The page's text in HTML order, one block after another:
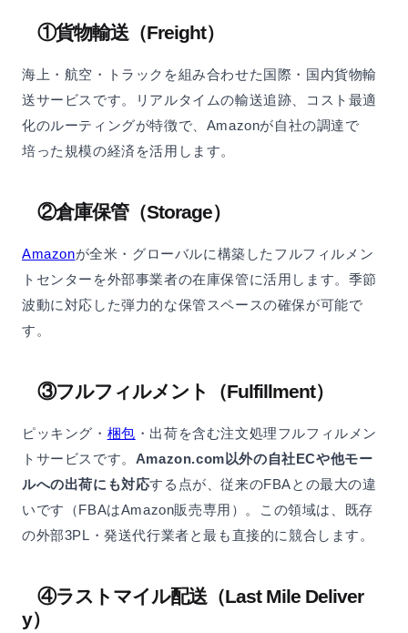
①貨物輸送（Freight）
海上・航空・トラックを組み合わせた国際・国内貨物輸
送サービスです。リアルタイムの輸送追跡、コスト最適
化のルーティングが特徴で、Amazonが自社の調達で
培った規模の経済を活用します。
②倉庫保管（Storage）
Amazonが全米・グローバルに構築したフルフィルメン
トセンターを外部事業者の在庫保管に活用します。季節
波動に対応した弾力的な保管スペースの確保が可能で
す。
③フルフィルメント（Fulfillment）
ピッキング・ 梱包 ・出荷を含む注文処理フルフィルメン
トサービスです。 Amazon.com以外の自社ECや他モー
ルへの出荷にも対応する点が、従来のFBAとの最大の違
いです（FBAはAmazon販売専用）。この領域は、既存
の外部3PL・発送代行業者と最も直接的に競合します。
④ラストマイル配送（Last Mile Deliver
y）